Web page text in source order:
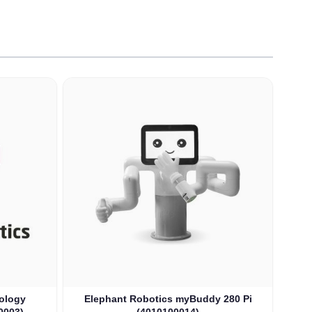
Elephant Robotics myBuddy 280 Pi